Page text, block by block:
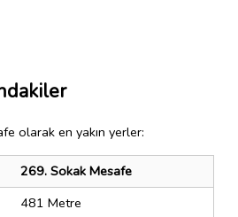
olarak en yakın yerler:
269. Sokak Mesafe
481 Metre